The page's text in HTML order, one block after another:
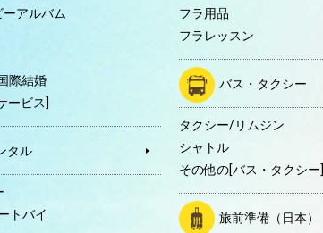
ーアルバム
際結婚
ービス]
タル
トバイ
フラ用品
フラレッスン
バス・タクシー
タクシー/リムジン
シャトル
その他の[バス・タクシー]
旅前準備（日本）